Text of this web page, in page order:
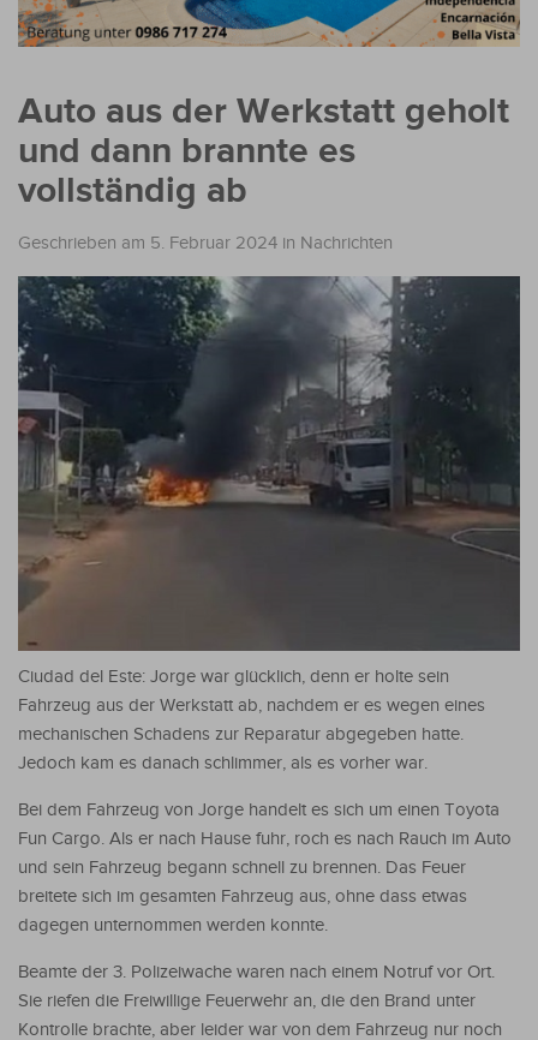
Auto aus der Werkstatt geholt
und dann brannte es
vollständig ab
Geschrieben am 5. Februar 2024 in Nachrichten
Ciudad del Este: Jorge war glücklich, denn er holte sein
Fahrzeug aus der Werkstatt ab, nachdem er es wegen eines
mechanischen Schadens zur Reparatur abgegeben hatte.
Jedoch kam es danach schlimmer, als es vorher war.
Bei dem Fahrzeug von Jorge handelt es sich um einen Toyota
Fun Cargo. Als er nach Hause fuhr, roch es nach Rauch im Auto
und sein Fahrzeug begann schnell zu brennen. Das Feuer
breitete sich im gesamten Fahrzeug aus, ohne dass etwas
dagegen unternommen werden konnte.
Beamte der 3. Polizeiwache waren nach einem Notruf vor Ort.
Sie riefen die Freiwillige Feuerwehr an, die den Brand unter
Kontrolle brachte, aber leider war von dem Fahrzeug nur noch